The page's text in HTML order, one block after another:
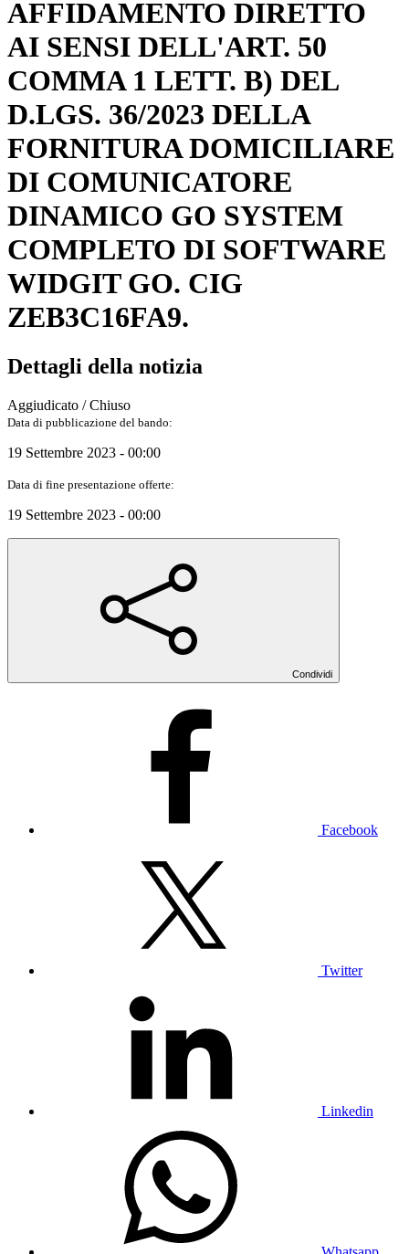
AFFIDAMENTO DIRETTO
AI SENSI DELL'ART. 50
COMMA 1 LETT. B) DEL
D.LGS. 36/2023 DELLA
FORNITURA DOMICILIARE
DI COMUNICATORE
DINAMICO GO SYSTEM
COMPLETO DI SOFTWARE
WIDGIT GO. CIG
ZEB3C16FA9.
Dettagli della notizia
Aggiudicato / Chiuso
Data di pubblicazione del bando:
19 Settembre 2023 - 00:00
Data di fine presentazione offerte:
19 Settembre 2023 - 00:00
Condividi
Facebook
Twitter
Linkedin